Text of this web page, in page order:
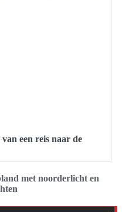
een reis naar de
met noorderlicht en